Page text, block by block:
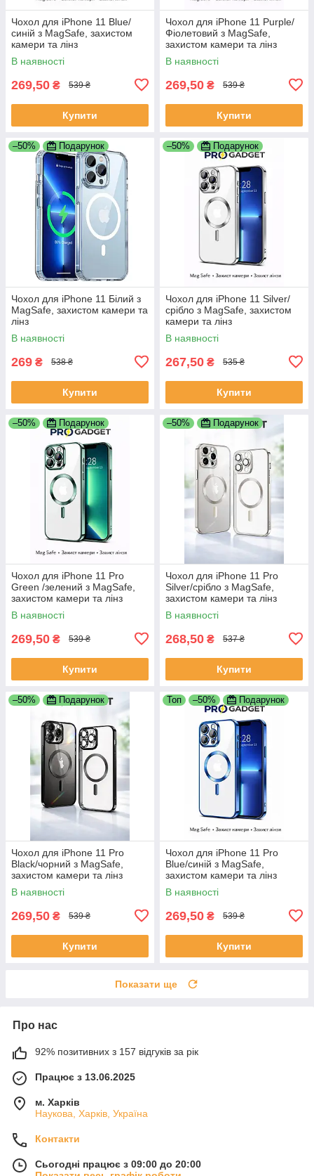
Чохол для iPhone 11 Blue/
синій з MagSafe, захистом
камери та лінз
В наявності
269,50 ₴ 539 ₴
Купити
Чохол для iPhone 11 Purple/
Фіолетовий з MagSafe,
захистом камери та лінз
В наявності
269,50 ₴ 539 ₴
Купити
–50% Подарунок
Чохол для iPhone 11 Білий з
MagSafe, захистом камери та
лінз
В наявності
269 ₴ 538 ₴
Купити
–50% Подарунок
Чохол для iPhone 11 Silver/
срібло з MagSafe, захистом
камери та лінз
В наявності
267,50 ₴ 535 ₴
Купити
–50% Подарунок
Чохол для iPhone 11 Pro
Green /зелений з MagSafe,
захистом камери та лінз
В наявності
269,50 ₴ 539 ₴
Купити
–50% Подарунок
Чохол для iPhone 11 Pro
Silver/срібло з MagSafe,
захистом камери та лінз
В наявності
268,50 ₴ 537 ₴
Купити
–50% Подарунок
Чохол для iPhone 11 Pro
Black/чорний з MagSafe,
захистом камери та лінз
В наявності
269,50 ₴ 539 ₴
Купити
Топ –50% Подарунок
Чохол для iPhone 11 Pro
Blue/синій з MagSafe,
захистом камери та лінз
В наявності
269,50 ₴ 539 ₴
Купити
Показати ще
Про нас
92% позитивних з 157 відгуків за рік
Працює з 13.06.2025
м. Харків
Наукова, Харків, Україна
Контакти
Сьогодні працює з 09:00 до 20:00